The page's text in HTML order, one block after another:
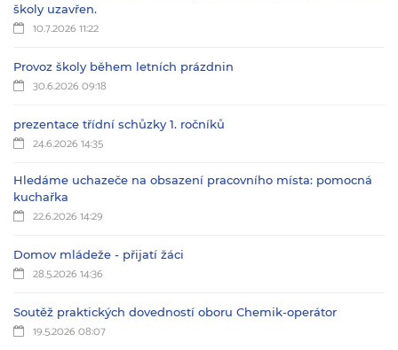
školy uzavřen.
10.7.2026 11:22
Provoz školy během letních prázdnin
30.6.2026 09:18
prezentace třídní schůzky 1. ročníků
24.6.2026 14:35
Hledáme uchazeče na obsazení pracovního místa: pomocná
kuchařka
22.6.2026 14:29
Domov mládeže - přijatí žáci
28.5.2026 14:36
Soutěž praktických dovedností oboru Chemik-operátor
19.5.2026 08:07